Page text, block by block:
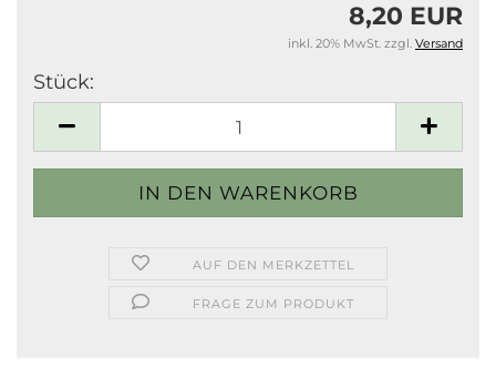
8,20 EUR
inkl. 20% MwSt. zzgl. Versand
Stück:
AUF DEN MERKZETTEL
FRAGE ZUM PRODUKT